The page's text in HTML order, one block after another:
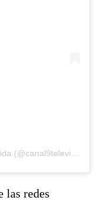
las redes